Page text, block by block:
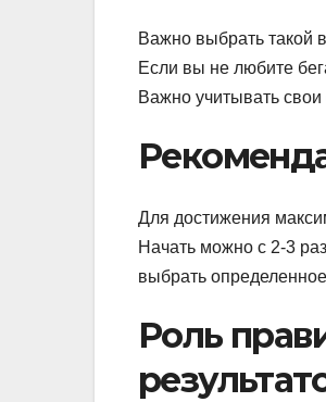
Важно выбрать такой
Если вы не любите
Важно учитывать
Для достижения
Начать можно с 2-3
выбрать
Роль